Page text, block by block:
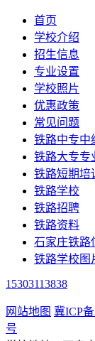
首页
学校介绍
招生信息
专业设置
学校照片
优惠政策
常见问题
铁路中专中
铁路大专专
铁路短期培
铁路学校
铁路招聘
铁路资料
石家庄铁路
铁路学校图
15303113838
网站地图 冀ICP
号